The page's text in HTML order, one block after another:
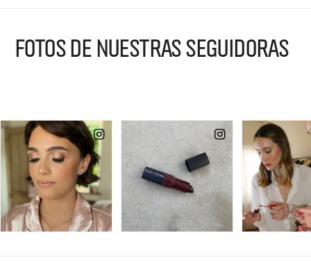
FOTOS DE NUESTRAS SEGUIDORAS